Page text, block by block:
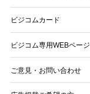
ビジコムカード
ビジコム専用WEBページ
ご意見・お問い合わせ